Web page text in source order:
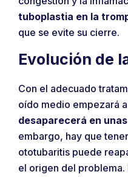
tuboplastia en la
que se evite su cierre.
Evolución de
Con el adecuado
oído medio empezará
desaparecerá en
embargo, hay que
ototubaritis puede
el origen del problema.